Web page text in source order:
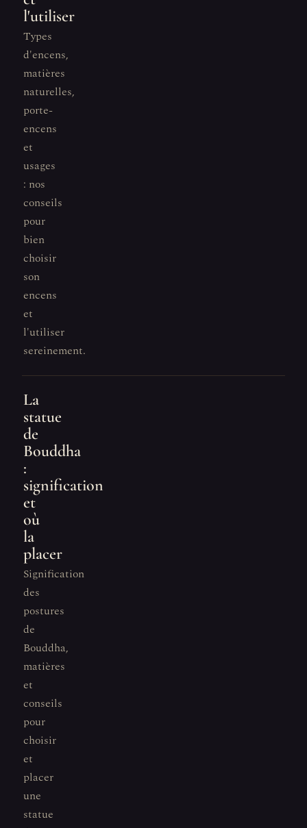
l'utiliser
Types
d'encens,
matières
naturelles,
porte-
encens
et
usages
: nos
conseils
pour
bien
choisir
son
encens
et
l'utiliser
sereinement.
La
statue
de
Bouddha
:
signification
et
où
la
placer
Signification
des
postures
de
Bouddha,
matières
et
conseils
pour
choisir
et
placer
une
statue